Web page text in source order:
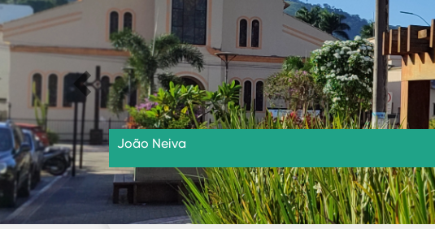
João Neiva
Previous